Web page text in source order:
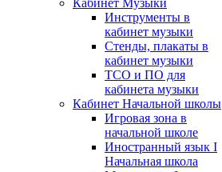
Кабинет Музыки
Инструменты в
кабинет музыки
Стенды, плакаты в
кабинет музыки
ТСО и ПО для
кабинета музыки
Кабинет Начальной школы
Игровая зона в
начальной школе
Иностранный язык I
Начальная школа